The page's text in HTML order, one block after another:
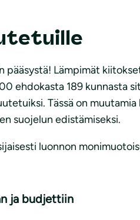
pääsystä! Lämpimät
ehdokasta 189 kunnasta
Tässä on
suojelun edistämiseksi.
luonnon
ja budjettiin